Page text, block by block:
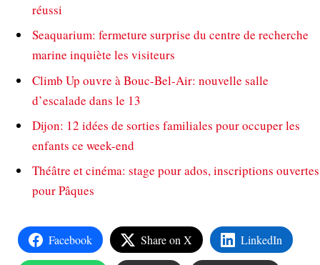
réussi
Seaquarium: fermeture surprise du centre de recherche
marine inquiète les visiteurs
Climb Up ouvre à Bouc-Bel-Air: nouvelle salle
d’escalade dans le 13
Dijon: 12 idées de sorties familiales pour occuper les
enfants ce week-end
Théâtre et cinéma: stage pour ados, inscriptions ouvertes
pour Pâques
Facebook Share on X LinkedIn